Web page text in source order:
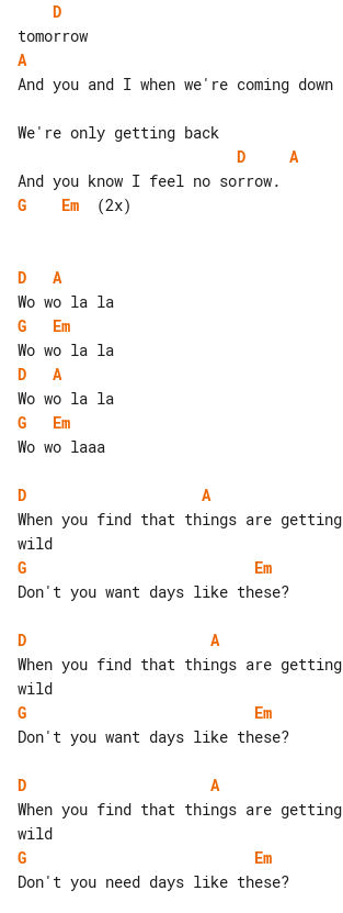
D
A
And you and I when we're coming down
D
A
G
Em
  (2x)
D
A
G
Em
D
A
G
Em
Wo wo laaa
D
A
When you find that things are getting
G
Em
Don't you want days like these?
D
A
When you find that things are getting
G
Em
Don't you want days like these?
D
A
When you find that things are getting
G
Em
Don't you need days like these?